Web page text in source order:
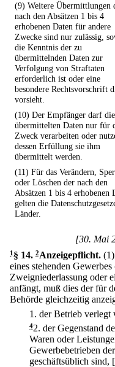
(9) Weitere Übermittlungen
nach den Absätzen 1 bis 4
erhobenen Daten für andere
Zwecke sind nur zulässig,
die Kenntnis der zu
übermittelnden Daten zur
Verfolgung von Straftaten
erforderlich ist oder eine
besondere Rechtsvorschrift
vorsieht.
(10) Der Empfänger darf die
übermittelten Daten nur für
Zweck verarbeiten oder
dessen Erfüllung sie ihm
übermittelt werden.
(11) Für das Verändern,
oder Löschen der nach den
Absätzen 1 bis 4 erhobenen
gelten die
Länder.
[30. Mai
1§ 14. 2Anzeigepflicht. (1)
eines stehenden
Zweigniederlassung oder
anfängt, muß dies der für
Behörde gleichzeitig
1. der Betrieb verlegt
42. der Gegenstand
Waren oder
Gewerbebetrieben
geschäftsüblich sind,